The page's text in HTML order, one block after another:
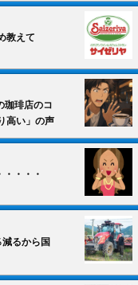
教えて
珈琲店のコ
高い」の声
・・・
減るから国